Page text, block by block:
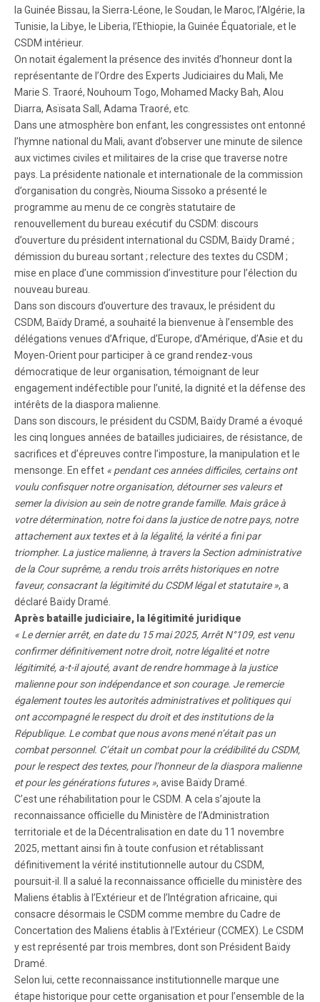
la Guinée Bissau, la Sierra-Léone, le Soudan, le Maroc, l’Algérie, la
Tunisie, la Libye, le Liberia, l’Ethiopie, la Guinée Équatoriale, et le
CSDM intérieur.
On notait également la présence des invités d’honneur dont la
représentante de l’Ordre des Experts Judiciaires du Mali, Me
Marie S. Traoré, Nouhoum Togo, Mohamed Macky Bah, Alou
Diarra, Asïsata Sall, Adama Traoré, etc.
Dans une atmosphère bon enfant, les congressistes ont entonné
l’hymne national du Mali, avant d’observer une minute de silence
aux victimes civiles et militaires de la crise que traverse notre
pays. La présidente nationale et internationale de la commission
d’organisation du congrès, Niouma Sissoko a présenté le
programme au menu de ce congrès statutaire de
renouvellement du bureau exécutif du CSDM: discours
d’ouverture du président international du CSDM, Baïdy Dramé ;
démission du bureau sortant ; relecture des textes du CSDM ;
mise en place d’une commission d’investiture pour l’élection du
nouveau bureau.
Dans son discours d’ouverture des travaux, le président du
CSDM, Baïdy Dramé, a souhaité la bienvenue à l’ensemble des
délégations venues d’Afrique, d’Europe, d’Amérique, d’Asie et du
Moyen-Orient pour participer à ce grand rendez-vous
démocratique de leur organisation, témoignant de leur
engagement indéfectible pour l’unité, la dignité et la défense des
intérêts de la diaspora malienne.
Dans son discours, le président du CSDM, Baïdy Dramé a évoqué
les cinq longues années de batailles judiciaires, de résistance, de
sacrifices et d’épreuves contre l’imposture, la manipulation et le
mensonge. En effet « pendant ces années difficiles, certains ont
voulu confisquer notre organisation, détourner ses valeurs et
semer la division au sein de notre grande famille. Mais grâce à
votre détermination, notre foi dans la justice de notre pays, notre
attachement aux textes et à la légalité, la vérité a fini par
triompher. La justice malienne, à travers la Section administrative
de la Cour suprême, a rendu trois arrêts historiques en notre
faveur, consacrant la légitimité du CSDM légal et statutaire », a
déclaré Baïdy Dramé.
Après bataille judiciaire, la légitimité juridique
« Le dernier arrêt, en date du 15 mai 2025, Arrêt N°109, est venu
confirmer définitivement notre droit, notre légalité et notre
légitimité, a-t-il ajouté, avant de rendre hommage à la justice
malienne pour son indépendance et son courage. Je remercie
également toutes les autorités administratives et politiques qui
ont accompagné le respect du droit et des institutions de la
République. Le combat que nous avons mené n’était pas un
combat personnel. C’était un combat pour la crédibilité du CSDM,
pour le respect des textes, pour l’honneur de la diaspora malienne
et pour les générations futures », avise Baïdy Dramé.
C’est une réhabilitation pour le CSDM. A cela s’ajoute la
reconnaissance officielle du Ministère de l’Administration
territoriale et de la Décentralisation en date du 11 novembre
2025, mettant ainsi fin à toute confusion et rétablissant
définitivement la vérité institutionnelle autour du CSDM,
poursuit-il. Il a salué la reconnaissance officielle du ministère des
Maliens établis à l’Extérieur et de l’Intégration africaine, qui
consacre désormais le CSDM comme membre du Cadre de
Concertation des Maliens établis à l’Extérieur (CCMEX). Le CSDM
y est représenté par trois membres, dont son Président Baïdy
Dramé.
Selon lui, cette reconnaissance institutionnelle marque une
étape historique pour cette organisation et pour l’ensemble de la